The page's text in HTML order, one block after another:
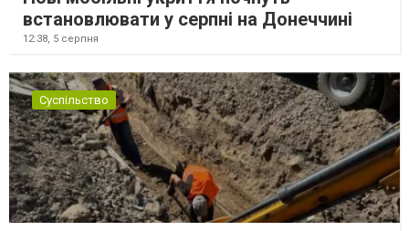
встановлювати у серпні на Донеччині
12:38, 5 серпня
Суспільство